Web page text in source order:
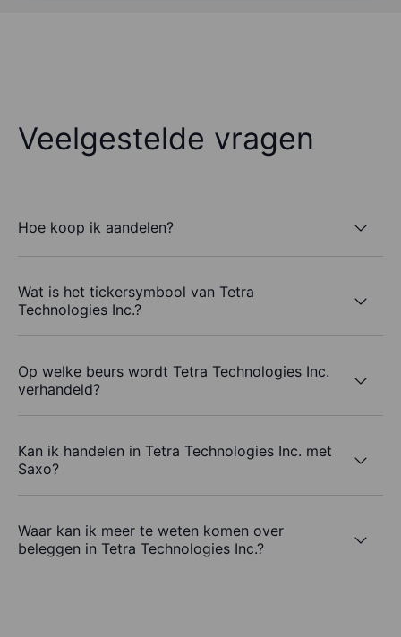
Veelgestelde vragen
Hoe koop ik aandelen?
Wat is het tickersymbool van Tetra
Technologies Inc.?
Op welke beurs wordt Tetra Technologies Inc.
verhandeld?
Kan ik handelen in Tetra Technologies Inc. met
Saxo?
Waar kan ik meer te weten komen over
beleggen in Tetra Technologies Inc.?